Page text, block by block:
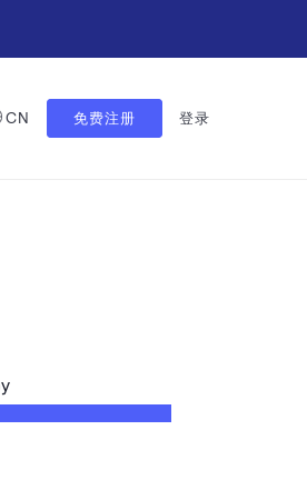
CN 免费注册 登录